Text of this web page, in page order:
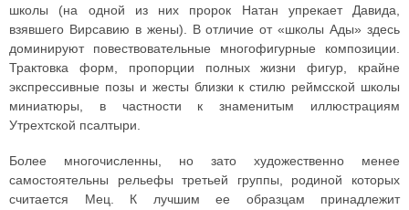
школы (на одной из них пророк Натан упрекает Давида,
взявшего Вирсавию в жены). В отличие от «школы Ады» здесь
доминируют повествовательные многофигурные композиции.
Трактовка форм, пропорции полных жизни фигур, крайне
экспрессивные позы и жесты близки к стилю реймсской школы
миниатюры, в частности к знаменитым иллюстрациям
Утрехтской псалтыри.
Более многочисленны, но зато художественно менее
самостоятельны рельефы третьей группы, родиной которых
считается Мец. К лучшим ее образцам принадлежит